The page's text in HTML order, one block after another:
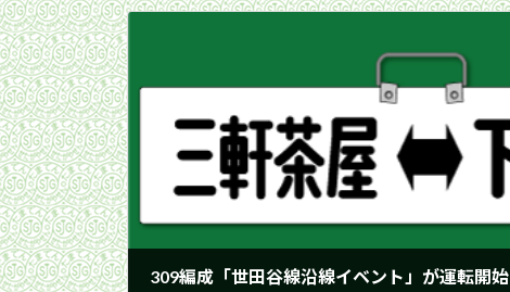
309編成「世田谷線沿線イベント」が運転開始